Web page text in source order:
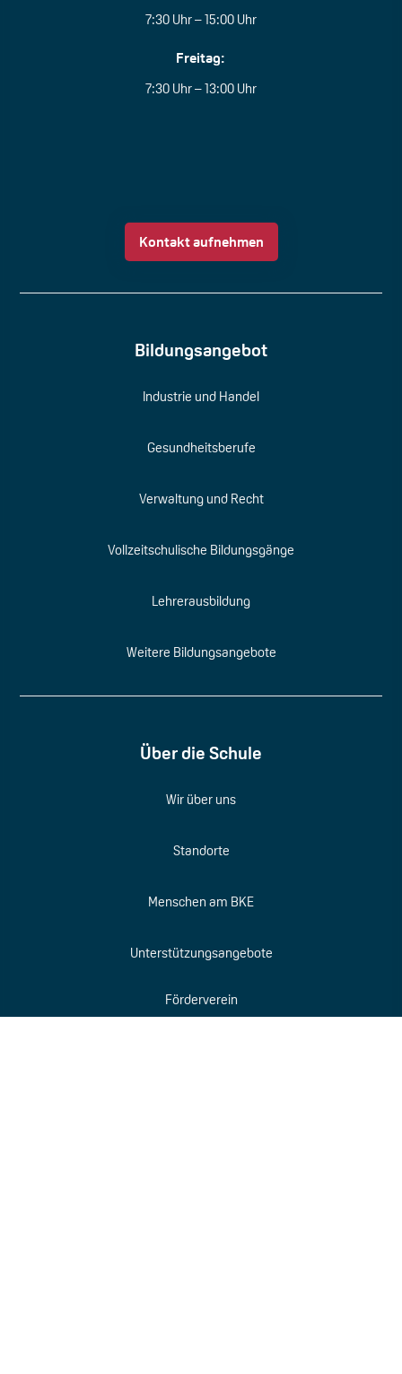
7:30 Uhr – 15:00 Uhr
Freitag:
7:30 Uhr – 13:00 Uhr
Kontakt aufnehmen
Bildungsangebot
Industrie und Handel
Gesundheitsberufe
Verwaltung und Recht
Vollzeitschulische Bildungsgänge
Lehrerausbildung
Weitere Bildungsangebote
Über die Schule
Wir über uns
Standorte
Menschen am BKE
Unterstützungsangebote
Förderverein